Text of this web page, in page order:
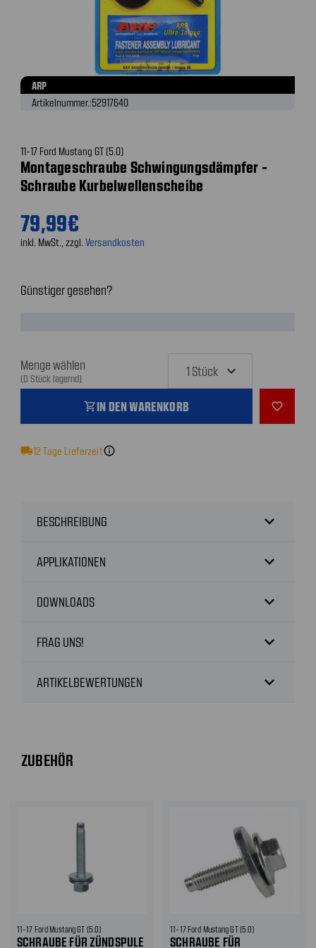
ARP
Artikelnummer.:52917640
11-17 Ford Mustang GT (5.0)
Montageschraube Schwingungsdämpfer -
Schraube Kurbelwellenscheibe
79,99€
inkl. MwSt., zzgl. Versandkosten
Günstiger gesehen?
Menge wählen
(0 Stück lagernd)
shopping_cartIN DEN WARENKORB favorite_outline
local_shipping12Tage Lieferzeitinfo
BESCHREIBUNG expand_more
APPLIKATIONEN expand_more
DOWNLOADS expand_more
FRAG UNS! expand_more
ARTIKELBEWERTUNGEN expand_more
ZUBEHÖR
11-17 Ford Mustang GT (5.0)
SCHRAUBE FÜR ZÜNDSPULE
11-17 Ford Mustang GT (5.0)
SCHRAUBE FÜR